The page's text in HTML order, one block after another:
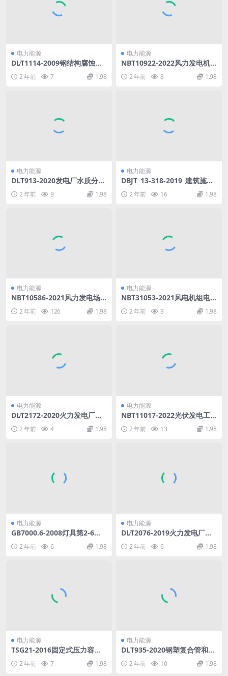
电力能源
DL∕T1114-2009钢结构腐蚀防
护热喷涂锌铝及合金涂层及其
试验方法(2.82MB)pdf
2 年前 7 1.98
电力能源
NBT10922-2022风力发电机
组风速风向仪检验与维护规程
(1.74MB)pdf
2 年前 8 1.98
电力能源
DLT913-2020发电厂水质分析
df 2 年前 9 1.98
电力能源
DBJT_13-318-2019_建筑施工
术规程.pdf
2 年前 16 1.98
电力能源
NBT10586-2021风力发电场
标准能量利用率评价规程(2.32
MB)pdf
2 年前 126 1.98
电力能源
NBT31053-2021风电机组电
气仿真模型验证规程(6.05MB)
pdf2 年前 3 1.98
电力能源
DL∕T2172-2020火力发电厂节
能指标分析体系(5.33MB)pdf
2 年前 4 1.98
电力能源
NBT11017-2022光伏发电工
程工程量清单计价规范.pdf
2 年前 13 1.98
电力能源
GB7000.6-2008灯具第2-6部
变压器或转换器的灯具.rar
2 年前 6 1.98
电力能源
DL∕T2076-2019火力发电厂循
df 2 年前 6 1.98
电力能源
TSG21-2016固定式压力容器
2 年前 7 1.98
电力能源
DLT935-2020钢塑复合管和管
2 年前 10 1.98